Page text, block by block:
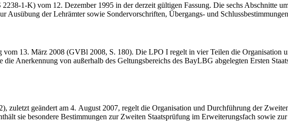
1-K) vom 12. De­zember 1995 in der derzeit gültigen Fassung. Die sechs Abschnitte
Ausübung der Lehrämter sowie Sondervorschriften, Übergangs- und
13. März 2008 (GVBl 2008, S. 180). Die LPO I regelt in vier Teilen die Organisation
Anerkennung von außerhalb des Gel­tungsbereichs des BayLBG abgelegten Ersten
zuletzt geändert am 4. August 2007, regelt die Organisation und Durchführung der
sie besondere Bestimmungen zur Zweiten Staatsprüfung im Erweiterungsfach sowie